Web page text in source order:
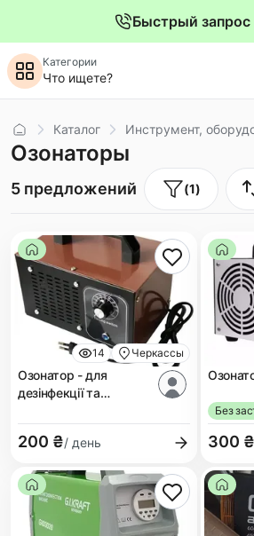
Быстрый запрос
Категории
Что ищете?
Главная
Каталог Инструмент,
Озонаторы
5 предложений (1)
14 Черкассы
Озонатор - для
дезінфекції та
200 ₴/ день
Без
300 ₴